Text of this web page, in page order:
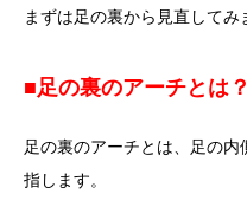
まずは足の裏から見直してみ
■足の裏のアーチとは？
足の裏のアーチとは、足の
指します。